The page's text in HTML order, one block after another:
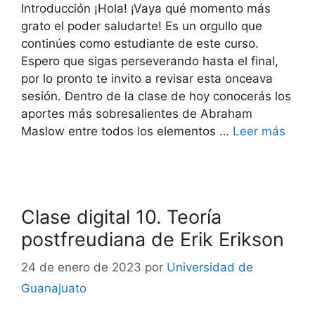
Introducción ¡Hola! ¡Vaya qué momento más
grato el poder saludarte! Es un orgullo que
continúes como estudiante de este curso.
Espero que sigas perseverando hasta el final,
por lo pronto te invito a revisar esta onceava
sesión. Dentro de la clase de hoy conocerás los
aportes más sobresalientes de Abraham
Maslow entre todos los elementos … Leer más
Clase digital 10. Teoría
postfreudiana de Erik Erikson
24 de enero de 2023 por Universidad de
Guanajuato